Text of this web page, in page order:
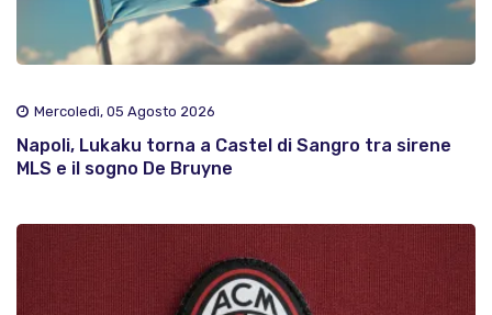
Mercoledì, 05 Agosto 2026
Napoli, Lukaku torna a Castel di Sangro tra sirene
MLS e il sogno De Bruyne